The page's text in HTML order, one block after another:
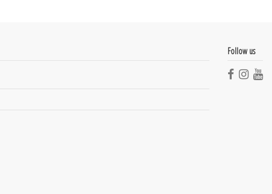
Follow us